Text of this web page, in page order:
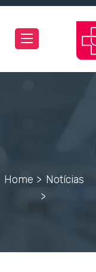
Toggle
navigation
Home > Notícias
>